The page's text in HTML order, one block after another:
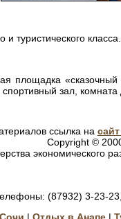
туристического
площадка «сказочный
зал, комната
ссылка на
Copyright ©
экономического
(87932) 3-23-23,